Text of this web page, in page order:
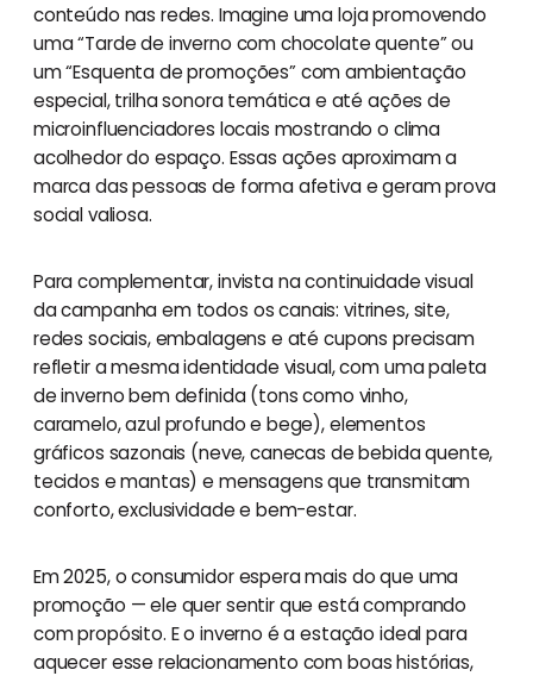
conteúdo nas redes. Imagine uma loja promovendo
uma “Tarde de inverno com chocolate quente” ou
um “Esquenta de promoções” com ambientação
especial, trilha sonora temática e até ações de
microinfluenciadores locais mostrando o clima
acolhedor do espaço. Essas ações aproximam a
marca das pessoas de forma afetiva e geram prova
social valiosa.
Para complementar, invista na continuidade visual
da campanha em todos os canais: vitrines, site,
redes sociais, embalagens e até cupons precisam
refletir a mesma identidade visual, com uma paleta
de inverno bem definida (tons como vinho,
caramelo, azul profundo e bege), elementos
gráficos sazonais (neve, canecas de bebida quente,
tecidos e mantas) e mensagens que transmitam
conforto, exclusividade e bem-estar.
Em 2025, o consumidor espera mais do que uma
promoção — ele quer sentir que está comprando
com propósito. E o inverno é a estação ideal para
aquecer esse relacionamento com boas histórias,